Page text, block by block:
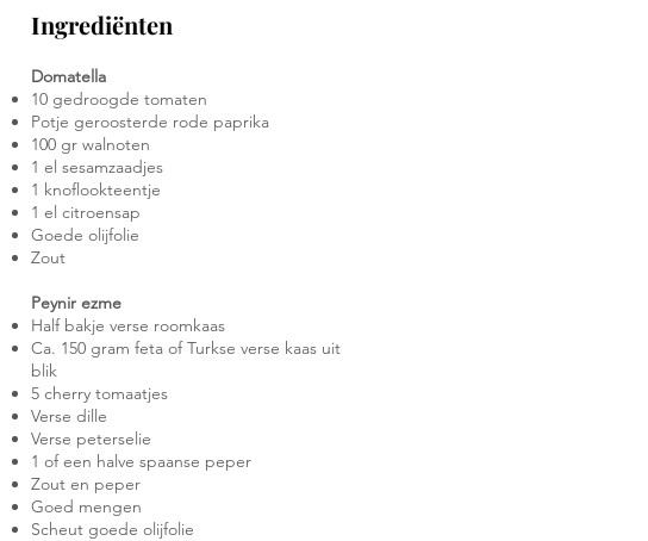
Ingrediënten
Domatella
10 gedroogde tomaten
Potje geroosterde rode paprika
100 gr walnoten
1 el sesamzaadjes
1 knoflookteentje
1 el citroensap
Goede olijfolie
Zout
Peynir ezme
Half bakje verse roomkaas
Ca. 150 gram feta of Turkse verse kaas uit
blik
5 cherry tomaatjes
Verse dille
Verse peterselie
1 of een halve spaanse peper
Zout en peper
Goed mengen
Scheut goede olijfolie